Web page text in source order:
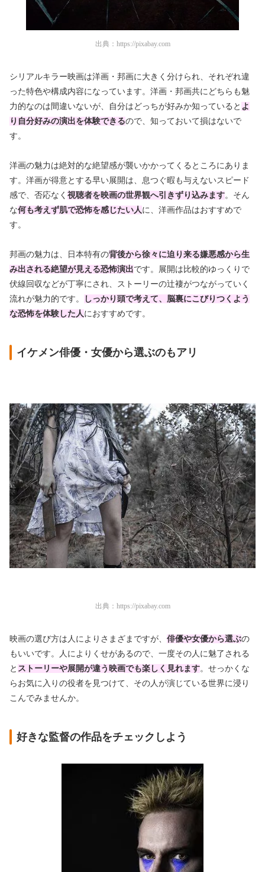
出典： https://pixabay.com
シリアルキラー映画は洋画・邦画に大きく分けられ、それぞれ違
った特色や構成内容になっています。洋画・邦画共に どちらも魅
力的なのは間違いないが、自分はどっちが好みか知っていると よ
り自分好みの演出を体験できるので、知っておいて損はないで
す。
洋画の魅力は絶対的な絶望感が襲いかかってくるところにありま
す。洋画が得意とする早い展開は、息つぐ暇も与えないスピード
感で、否応なく 視聴者を映画の世界観へ引きずり込みます。そん
な何も考えず肌で恐怖を感じたい人に、洋画作品はおすすめで
す。
邦画の魅力は、日本特有の背後から徐々に迫り来る嫌悪感から生
み出される絶望が見える恐怖演出です。展開は比較的ゆっくりで
伏線回収などが丁寧にされ、ストーリーの辻褄がつながっていく
流れが魅力的です。
しっかり頭で考えて、脳裏にこびりつくよう
な恐怖を体験した人におすすめです。
イケメン俳優・女優から選ぶのもアリ
出典： https://pixabay.com
映画の選び方は人によりさまざまですが、 俳優や女優から選ぶの
もいいです。人によりくせがあるので、一度その人に魅了される
と ストーリーや展開が違う映画でも楽しく見れます。せっかくな
らお気に入りの役者を見つけて、その人が演じている世界に浸り
こんでみませんか。
好きな監督の作品をチェックしよう